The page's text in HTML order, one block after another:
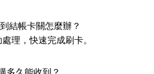
結帳卡關怎麼辦？
理，快速完成刷卡。